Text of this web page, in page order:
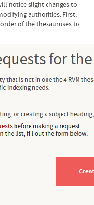
notice slight changes to
authorities. First,
of the thesauruses to